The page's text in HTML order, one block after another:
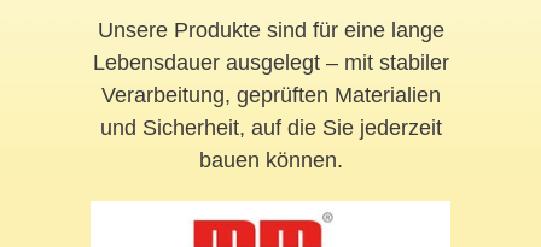
Unsere Produkte sind für eine lange
Lebensdauer ausgelegt – mit stabiler
Verarbeitung, geprüften Materialien
und Sicherheit, auf die Sie jederzeit
bauen können.